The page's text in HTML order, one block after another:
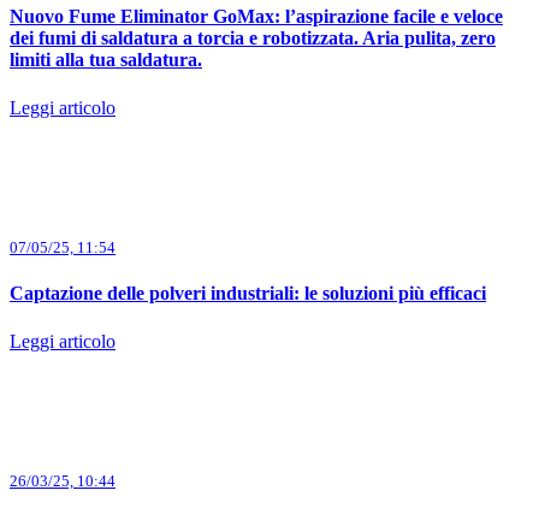
Nuovo Fume Eliminator GoMax: l’aspirazione facile e veloce
dei fumi di saldatura a torcia e robotizzata. Aria pulita, zero
limiti alla tua saldatura.
Leggi articolo
07/05/25, 11:54
Captazione delle polveri industriali: le soluzioni più efficaci
Leggi articolo
26/03/25, 10:44